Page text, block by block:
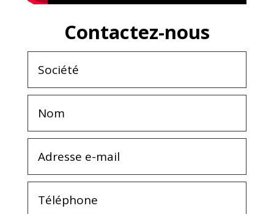
Contactez-nous